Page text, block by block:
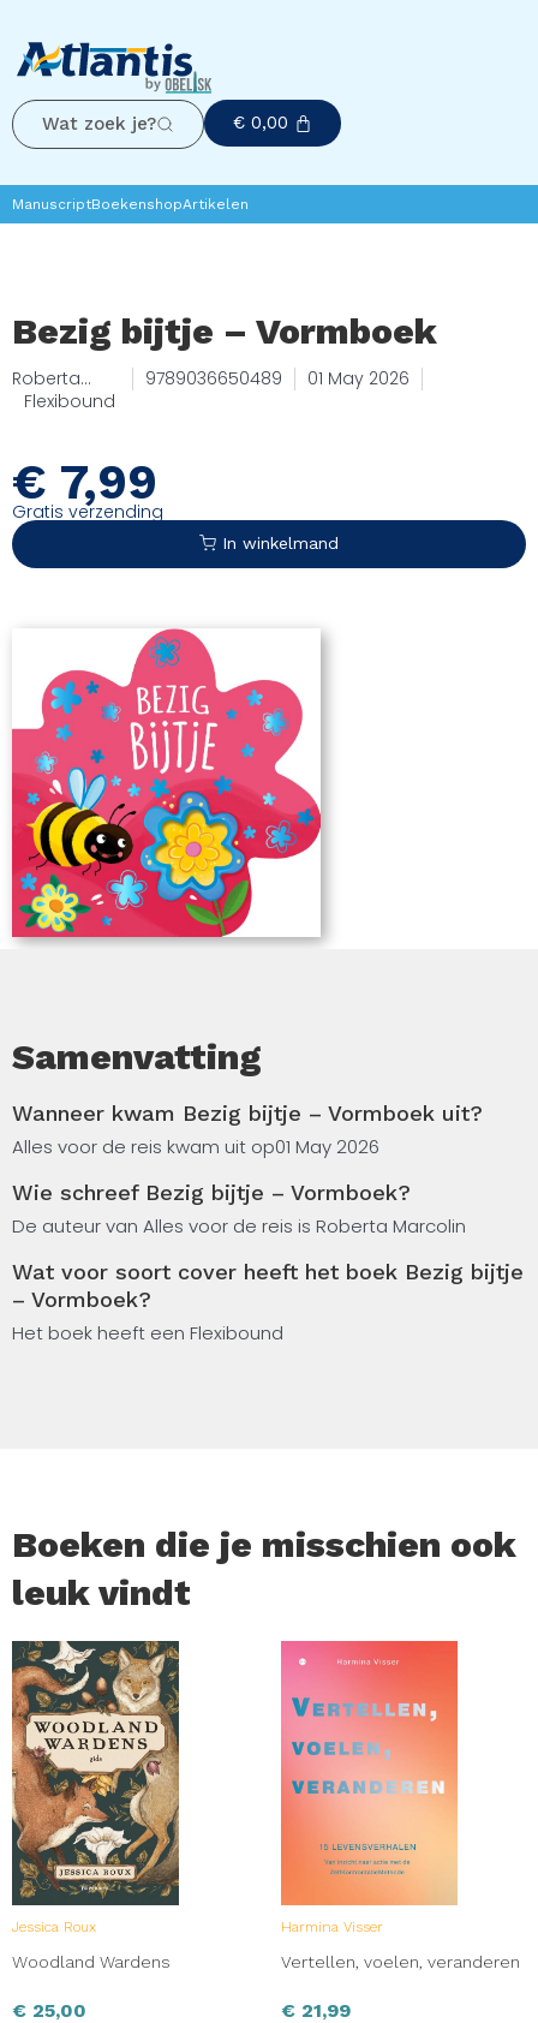
Wat zoek je? € 0,00
ManuscriptBoekenshopArtikelen
Bezig bijtje – Vormboek
Roberta
Marcolin
9789036650489
01 May 2026
Flexibound
€ 7,99
Gratis verzending
In winkelmand
Samenvatting
Wanneer kwam Bezig bijtje – Vormboek uit?
Alles voor de reis kwam uit op01 May 2026
Wie schreef Bezig bijtje – Vormboek?
De auteur van Alles voor de reis is Roberta Marcolin
Wat voor soort cover heeft het boek Bezig bijtje
– Vormboek?
Het boek heeft een Flexibound
Boeken die je misschien ook
leuk vindt
Jessica Roux
Woodland Wardens
€ 25,00
Harmina Visser
Vertellen, voelen, veranderen
€ 21,99